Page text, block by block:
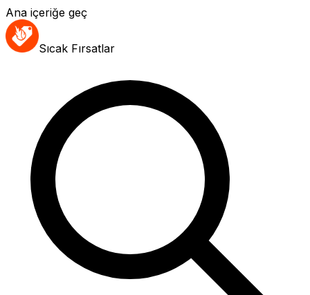
Ana içeriğe geç
Sıcak Fırsatlar